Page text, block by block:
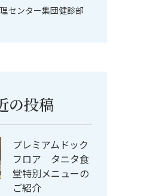
センター集団健診部
の投稿
プレミアムドック
フロア タニタ食
堂特別メニューの
ご紹介